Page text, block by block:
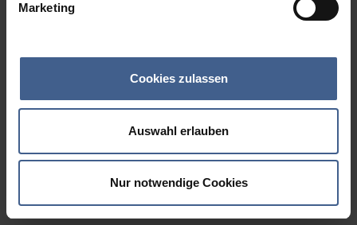
Marketing
Cookies zulassen
Auswahl erlauben
Nur notwendige Cookies